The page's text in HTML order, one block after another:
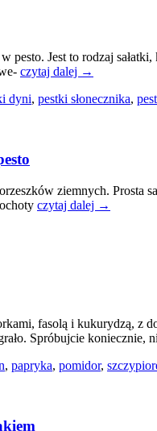
Jest to rodzaj
czytaj dalej →
dyni, pestki słonecznika,
ziemnych. Prosta
czytaj dalej →
fasolą i kukurydzą,
Spróbujcie koniecznie,
, papryka, pomidor,